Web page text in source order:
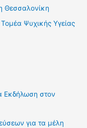
Θεσσαλονίκη
Ψυχικής Υγείας
Εκδήλωση στον
για τα μέλη